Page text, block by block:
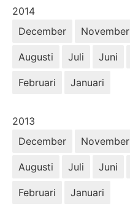
År:
2014
December
November
Augusti Juli Juni
Februari Januari
År:
2013
December
November
Augusti Juli Juni
Februari Januari